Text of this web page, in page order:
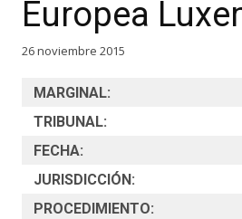
Europea
26 noviembre 2015
MARGINAL:
TRIBUNAL:
FECHA:
JURISDICCIÓN:
PROCEDIMIENTO: